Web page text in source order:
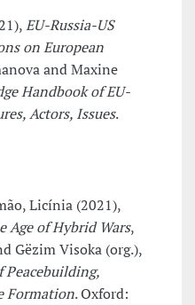
EU-Russia-US
on European
and Maxine
Handbook of EU-
Actors, Issues.
Licínia (2021),
Age of Hybrid Wars,
Gëzim Visoka (org.),
Peacebuilding,
Formation. Oxford: